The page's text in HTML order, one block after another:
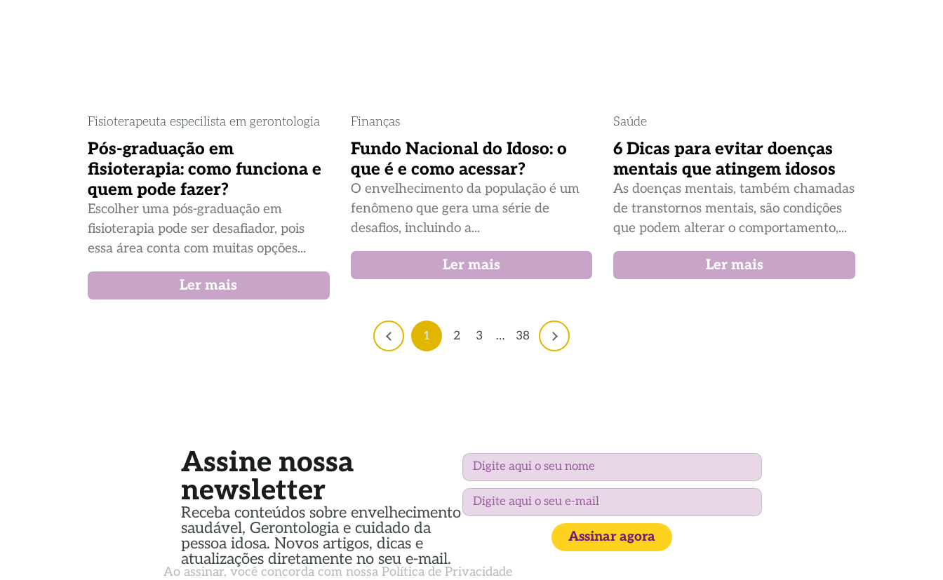
Fisioterapeuta especilista em gerontologia
Pós-graduação em
fisioterapia: como funciona e
quem pode fazer?
Escolher uma pós-graduação em
fisioterapia pode ser desafiador, pois
essa área conta com muitas opções...
Ler mais
Finanças
Fundo Nacional do Idoso: o
que é e como acessar?
O envelhecimento da população é um
fenômeno que gera uma série de
desafios, incluindo a...
Ler mais
Saúde
6 Dicas para evitar doenças
mentais que atingem idosos
As doenças mentais, também chamadas
de transtornos mentais, são condições
que podem alterar o comportamento,...
Ler mais
1 2 3 … 38
Assine nossa
newsletter
Receba conteúdos sobre envelhecimento
saudável, Gerontologia e cuidado da
pessoa idosa. Novos artigos, dicas e
atualizações diretamente no seu e-mail.
Assinar agora
Ao assinar, você concorda com nossa Política de Privacidade